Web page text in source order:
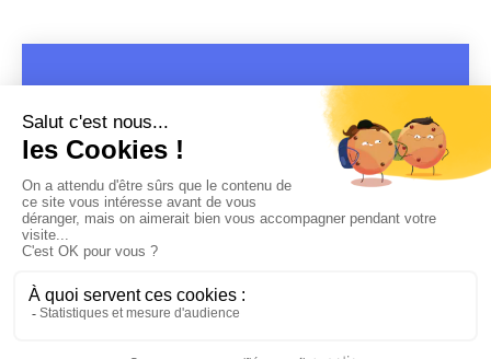
MENTIONS LÉGALES-POLITIQUE DE CONFIDENTIALITÉ